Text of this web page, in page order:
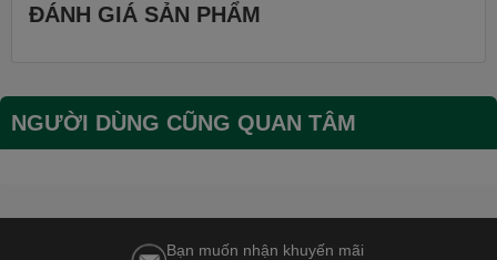
ĐÁNH GIÁ SẢN PHẨM
NGƯỜI DÙNG CŨNG QUAN TÂM
Bạn muốn nhận khuyến mãi